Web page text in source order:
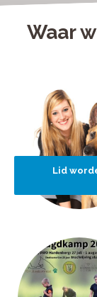
Waar
Lid